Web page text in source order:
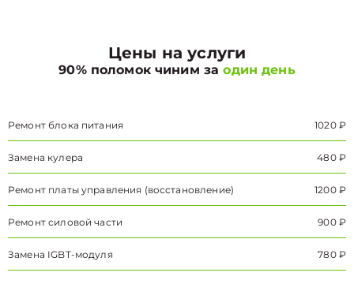
Цены на услуги
90% поломок чиним заодин день
Ремонт блока питания 1020 ₽
Замена кулера 480 ₽
Ремонт платы управления (восстановление) 1200 ₽
Ремонт силовой части 900 ₽
Замена IGBT-модуля 780 ₽